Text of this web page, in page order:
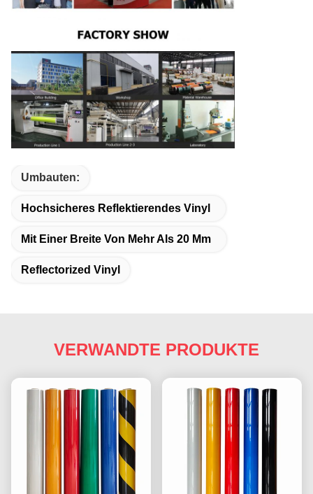
Umbauten:
Hochsicheres Reflektierendes Vinyl
Mit Einer Breite Von Mehr Als 20 Mm
Reflectorized Vinyl
VERWANDTE PRODUKTE